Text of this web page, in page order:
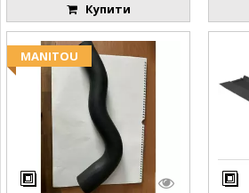
Купити
MANITOU